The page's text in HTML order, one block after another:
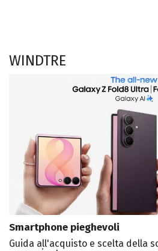
WINDTRE
Smartphone pieghevoli
Guida all'acquisto e scelta della